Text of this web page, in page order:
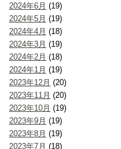
2024年6月 (19)
2024年5月 (19)
2024年4月 (18)
2024年3月 (19)
2024年2月 (18)
2024年1月 (19)
2023年12月 (20)
2023年11月 (20)
2023年10月 (19)
2023年9月 (19)
2023年8月 (19)
2023年7月 (18)